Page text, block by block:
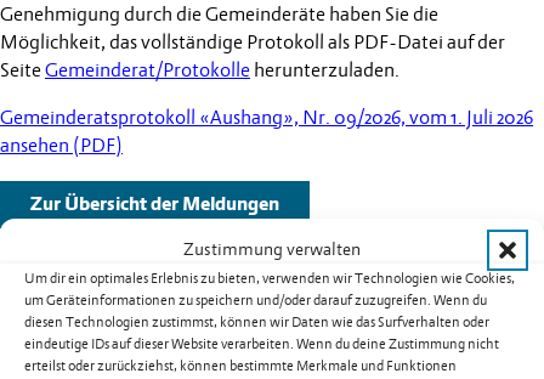
Zustimmung verwalten
Um dir ein optimales Erlebnis zu bieten, verwenden wir Technologien wie Cookies,
um Geräteinformationen zu speichern und/oder darauf zuzugreifen. Wenn du
diesen Technologien zustimmst, können wir Daten wie das Surfverhalten oder
eindeutige IDs auf dieser Website verarbeiten. Wenn du deine Zustimmung nicht
erteilst oder zurückziehst, können bestimmte Merkmale und Funktionen
Genehmigung durch die Gemeinderäte haben Sie die
Möglichkeit, das vollständige Protokoll als PDF-Datei auf der
SeiteGemeinderat/Protokolle herunterzuladen.
Gemeinderatsprotokoll «Aushang», Nr. 09/2026, vom 1. Juli 2026
ansehen (PDF)
Zur Übersicht der Meldungen
Weitere Schlagzeilen